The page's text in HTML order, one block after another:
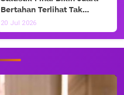
Bertahan Terlihat Tak
Berdaya
20 Jul 2026